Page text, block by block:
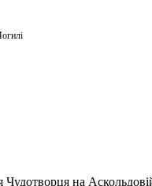
на